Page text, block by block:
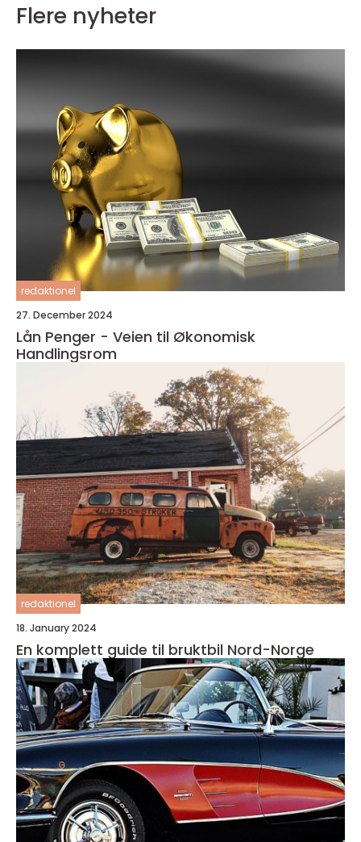
Flere nyheter
redaktionel
27. December 2024
Lån Penger - Veien til Økonomisk
Handlingsrom
redaktionel
18. January 2024
En komplett guide til bruktbil Nord-Norge